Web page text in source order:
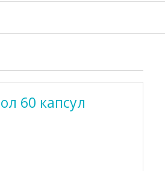
60 капсул